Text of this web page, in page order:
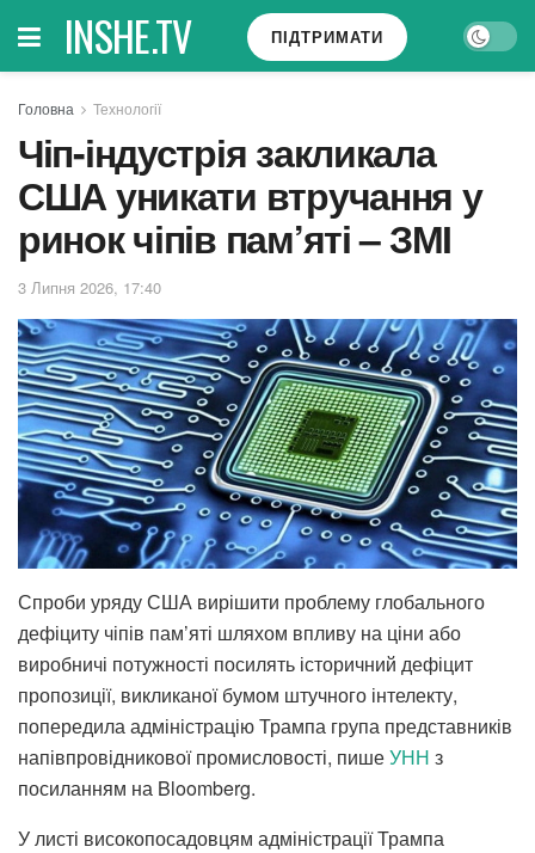
INSHE.TV ПІДТРИМАТИ
Головна Технології
Чіп-індустрія закликала
США уникати втручання у
ринок чіпів пам’яті – ЗМІ
3 Липня 2026, 17:40
Спроби уряду США вирішити проблему глобального
дефіциту чіпів пам’яті шляхом впливу на ціни або
виробничі потужності посилять історичний дефіцит
пропозиції, викликаної бумом штучного інтелекту,
попередила адміністрацію Трампа група представників
напівпровідникової промисловості, пишеУНН з
посиланням на Bloomberg.
У листі високопосадовцям адміністрації Трампа